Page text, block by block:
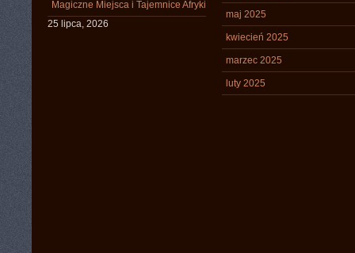
Magiczne Miejsca i Tajemnice Afryki
25 lipca, 2026
maj 2025
kwiecień 2025
marzec 2025
luty 2025